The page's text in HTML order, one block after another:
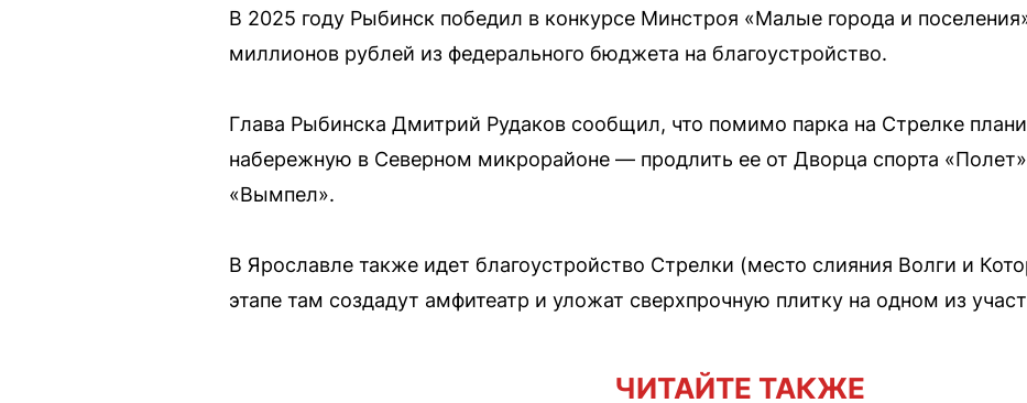
В 2025 году Рыбинск победил в конкурсе Минстроя «Малые города и
миллионов рублей из федерального бюджета на благоустройство.
Глава Рыбинска Дмитрий Рудаков сообщил, что помимо парка на Стрелке
набережную в Северном микрорайоне — продлить ее от Дворца спорта
«Вымпел».
В Ярославле также идет благоустройство Стрелки (место слияния Волги и
этапе там создадут амфитеатр и уложат сверхпрочную плитку на одном из
ЧИТАЙТЕ ТАКЖЕ